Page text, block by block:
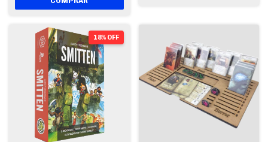
18% OFF